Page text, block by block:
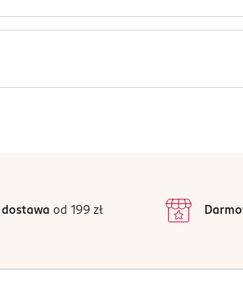
2
1
od 199 zł